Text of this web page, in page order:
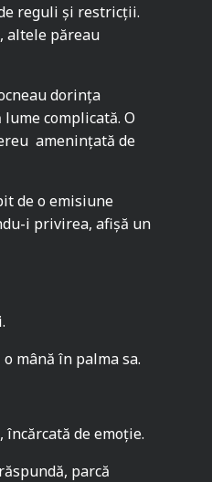
reguli și restricții.
altele păreau
dorința
complicată. O
amenințată de
de o emisiune
i privirea, afișă un
mână în palma sa.
încărcată de emoție.
parcă